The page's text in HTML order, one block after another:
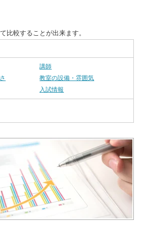
比較することが出来ます。
講師
教室の設備・雰囲気
入試情報